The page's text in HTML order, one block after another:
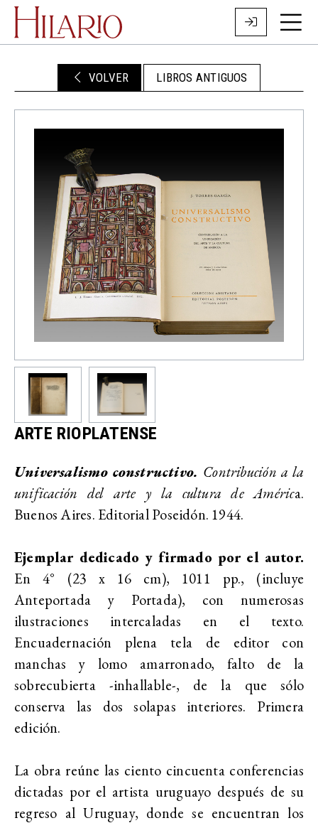
VOLVER LIBROS ANTIGUOS
ARTE RIOPLATENSE
Universalismo constructivo. Contribución a la
unificación del arte y la cultura de América.
Buenos Aires. Editorial Poseidón. 1944.
Ejemplar dedicado y firmado por el autor.
En 4° (23 x 16 cm), 1011 pp., (incluye
Anteportada y Portada), con numerosas
ilustraciones intercaladas en el texto.
Encuadernación plena tela de editor con
manchas y lomo amarronado, falto de la
sobrecubierta -inhallable-, de la que sólo
conserva las dos solapas interiores. Primera
edición.
La obra reúne las ciento cincuenta conferencias
dictadas por el artista uruguayo después de su
regreso al Uruguay, donde se encuentran los